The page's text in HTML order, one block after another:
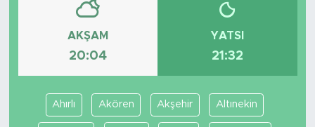
AKŞAM
20:04
YATSI
21:32
Ahırlı Akören Akşehir Altınekin